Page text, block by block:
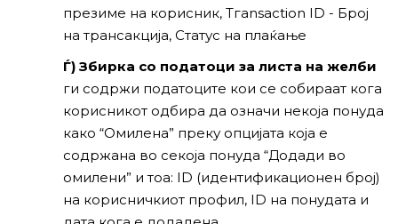
презиме на корисник, Тгаnsaction ID - Број
на трансакција, Статус на плаќање
Ѓ) Збирка со податоци за листа на желби
ги содржи податоците кои се собираат кога
корисникот одбира да означи некоја понуда
како “Омилена” преку опцијата која е
содржана во секоја понуда “Додади во
омилени” и тоа: ID (идентификационен број)
на корисничкиот профил, ID на понудата и